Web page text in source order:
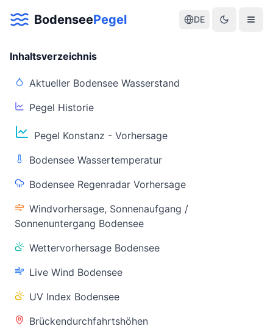
BodenseePegel DE
Inhaltsverzeichnis
Aktueller Bodensee Wasserstand
Pegel Historie
Pegel Konstanz - Vorhersage
Bodensee Wassertemperatur
Bodensee Regenradar Vorhersage
Windvorhersage, Sonnenaufgang /
Sonnenuntergang Bodensee
Wettervorhersage Bodensee
Live Wind Bodensee
UV Index Bodensee
Brückendurchfahrtshöhen
Aktuelle Warnlage Bodensee
Aktueller Bodensee Pegel & Wasserstand
Live-Daten
(Konstanz)
Wassertemperatur
(Friedrichshafen)
Warnstatus
✅ Keine
Warnung